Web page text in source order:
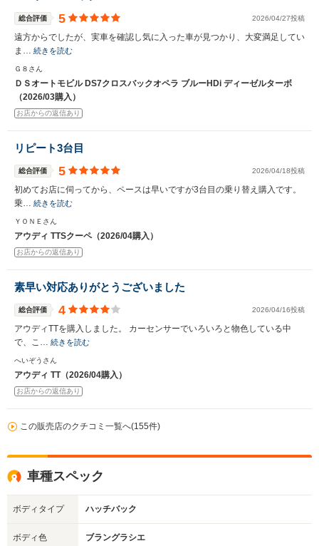
総合評価 5 2026/04/27投稿
遠方からでしたが、実車を確認し気に入った車が見つかり、大変満足してい
ま… 続きを読む
Ｇ８さん
ＤＳオートモビル DS7クロスバックオペラ ブルーHDi ディーゼルターボ
（2026/03購入）
お店からの返信あり
リピート3台目
総合評価 5 2026/04/18投稿
初めてお店に伺ってから、ペースは早いですが3台目の乗り替え購入です。
乗… 続きを読む
ＹＯＮＥさん
アウディ TTSクーペ（2026/04購入）
お店からの返信あり
素早い対応ありがとうございました
総合評価 4 2026/04/16投稿
アウディTTを購入しました。 カーセンサーでいろいろと物色している中
で、こ… 続きを読む
へいぞうさん
アウディ TT（2026/04購入）
お店からの返信あり
この販売店のクチコミ一覧へ(155件)
車種スペック
ボディタイプ ハッチバック
ボディ色 ブラングラシエ